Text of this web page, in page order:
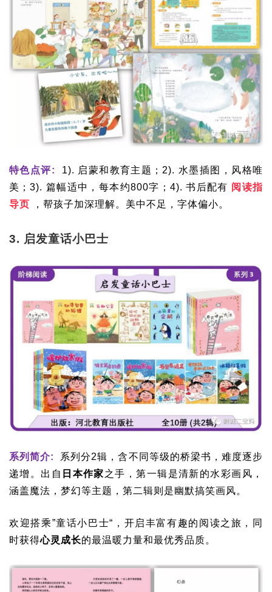
特色点评:
1). 启蒙和教育主题；2). 水墨插图，风格唯
美；3). 篇幅适中，每本约800字；4). 书后配有 阅读指
导页
，帮孩子加深理解。美中不足，字体偏小。
3. 启发童话小巴士
系列简介:
系列分2辑，含不同等级的桥梁书，难度逐步
递增。出自 日本作家之手，第一辑是清新的水彩画风，
涵盖魔法，梦幻等主题，第二辑则是幽默搞笑画风。
欢迎搭乘”童话小巴士“，开启丰富有趣的阅读之旅，同
时获得心灵成长的最温暖力量和最优秀品质。